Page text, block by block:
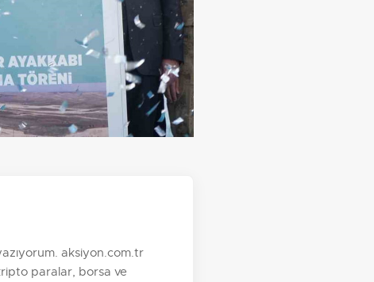
aksiyon.com.tr
paralar, borsa ve